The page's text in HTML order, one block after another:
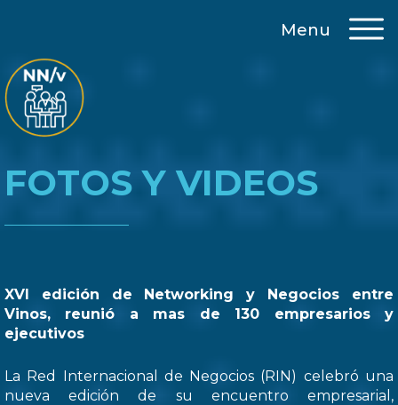
Menu
FOTOS Y VIDEOS
XVI edición de Networking y Negocios entre
Vinos, reunió a mas de 130 empresarios y
ejecutivos
La Red Internacional de Negocios (RIN) celebró una
nueva edición de su encuentro empresarial,